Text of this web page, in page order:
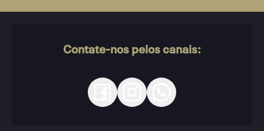
Contate-nos pelos canais: